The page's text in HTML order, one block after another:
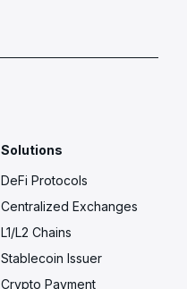
Solutions
DeFi Protocols
Centralized Exchanges
L1/L2 Chains
Stablecoin Issuer
Crypto Payment